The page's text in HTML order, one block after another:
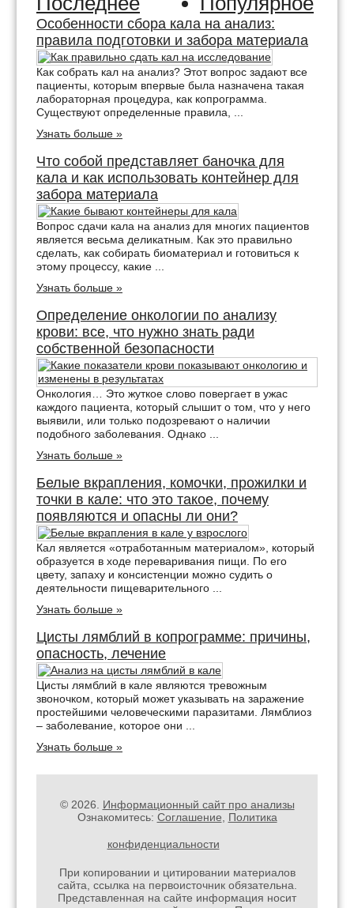
Особенности сбора кала на анализ:
правила подготовки и забора материала
Как собрать кал на анализ? Этот вопрос задают все
пациенты, которым впервые была назначена такая
лабораторная процедура, как копрограмма.
Существуют определенные правила, ...
Узнать больше »
Что собой представляет баночка для
кала и как использовать контейнер для
забора материала
Вопрос сдачи кала на анализ для многих пациентов
является весьма деликатным. Как это правильно
сделать, как собирать биоматериал и готовиться к
этому процессу, какие ...
Узнать больше »
Определение онкологии по анализу
крови: все, что нужно знать ради
собственной безопасности
Онкология… Это жуткое слово повергает в ужас
каждого пациента, который слышит о том, что у него
выявили, или только подозревают о наличии
подобного заболевания. Однако ...
Узнать больше »
Белые вкрапления, комочки, прожилки и
точки в кале: что это такое, почему
появляются и опасны ли они?
Кал является «отработанным материалом», который
образуется в ходе переваривания пищи. По его
цвету, запаху и консистенции можно судить о
деятельности пищеварительного ...
Узнать больше »
Цисты лямблий в копрограмме: причины,
опасность, лечение
Цисты лямблий в кале являются тревожным
звоночком, который может указывать на заражение
простейшими человеческими паразитами. Лямблиоз
– заболевание, которое они ...
Узнать больше »
© 2026. Информационный сайт про анализы
Ознакомитесь: Соглашение Политика
конфиденциальности
При копировании и цитировании материалов
сайта, ссылка на первоисточник обязательна.
Представленная на сайте информация носит